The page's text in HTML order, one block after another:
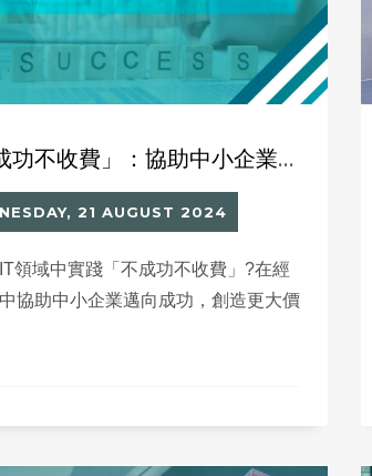
「不成功不收費」：協助中小企業邁向成功，創造更大價值
21 AUGUST 2024
領域中實踐「不成功不收費」?在經
協助中小企業邁向成功，創造更大價